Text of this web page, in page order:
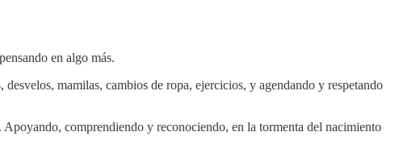
en algo más.
desvelos, mamilas, cambios de ropa, ejercicios, y agendando y respetando
Apoyando, comprendiendo y reconociendo, en la tormenta del nacimiento